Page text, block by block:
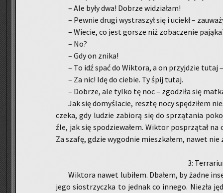
– Ale były dwa! Do­brze wi­dzia­łam!
– Pew­nie drugi wy­stra­szył się i uciekł –
– Wie­cie, co jest gor­sze niż zo­ba­cze­nie
– No?
– Gdy on znika!
– To idź spać do Wik­to­ra, a on przyj­dzie tutaj
– Za nic! Idę do cie­bie. Ty śpij tutaj.
– Do­brze, ale tylko tę noc – zgo­dzi­ła się
Jak się do­my­śla­cie, resz­tę nocy spę­dzi­łem
czeka, gdy lu­dzie za­bio­rą się do sprzą­ta­nia
źle, jak się spo­dzie­wa­łem. Wik­tor po­sprzą­tał
Za szafę, gdzie wy­god­nie miesz­ka­łem, nawet nie
3:
Wik­to­ra nawet lu­bi­łem. Dba­łem, by żadne
jego sio­strzycz­ka to jed­nak co in­ne­go. Nie­zła